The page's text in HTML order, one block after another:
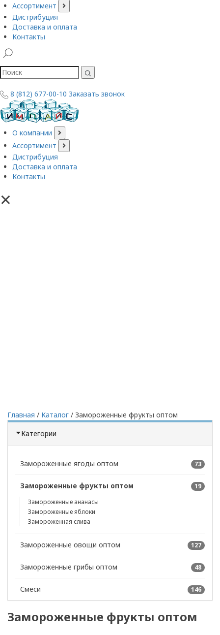
Ассортимент
Дистрибуция
Доставка и оплата
Контакты
8 (812) 677-00-10 Заказать звонок
О компании
Ассортимент
Дистрибуция
Доставка и оплата
Контакты
×
Главная / Каталог / Замороженные фрукты оптом
Категории
Замороженные ягоды оптом 73
Замороженные фрукты оптом
19
Замороженные ананасы
Замороженные яблоки
Замороженная слива
Замороженные овощи оптом 127
Замороженные грибы оптом 48
Смеси 146
Замороженные фрукты оптом